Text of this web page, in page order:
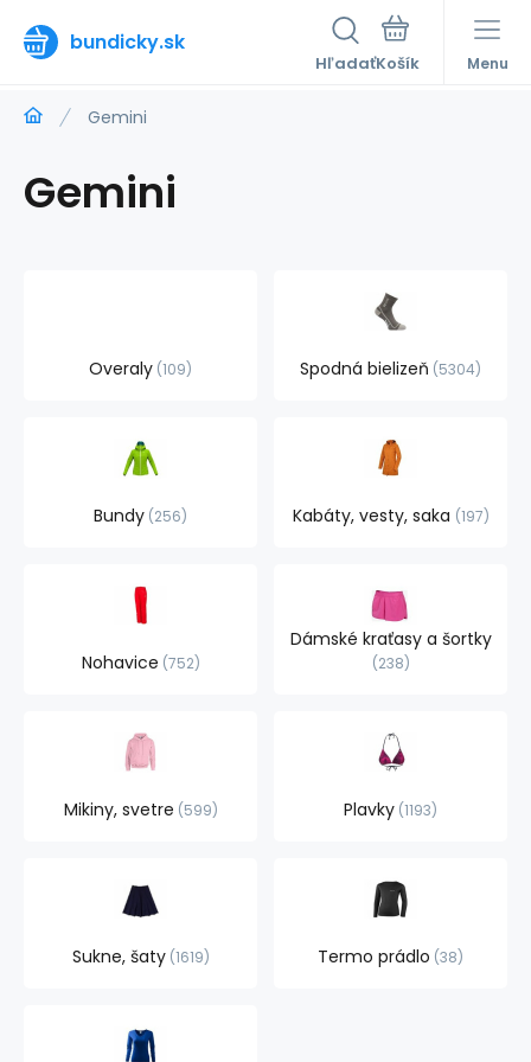
bundicky.sk
Hľadať Menu
Gemini
Gemini
Overaly 109 Spodná bielizeň 5304
Bundy 256 Kabáty, vesty, saka 197
Nohavice 752
Dámské kraťasy a šortky
238
Mikiny, svetre 599 Plavky 1193
Sukne, šaty 1619 Termo prádlo 38